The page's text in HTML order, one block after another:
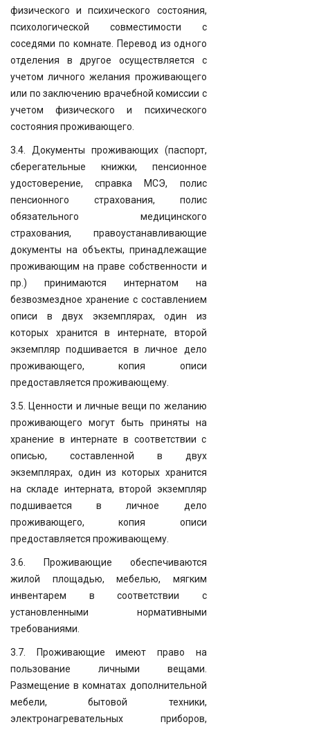
физического и психического состояния,
психологической совместимости с
соседями по комнате. Перевод из одного
отделения в другое осуществляется с
учетом личного желания проживающего
или по заключению врачебной комиссии с
учетом физического и психического
состояния проживающего.
3.4. Документы проживающих (паспорт,
сберегательные книжки, пенсионное
удостоверение, справка МСЭ, полис
пенсионного страхования, полис
обязательного медицинского
страхования, правоустанавливающие
документы на объекты, принадлежащие
проживающим на праве собственности и
пр.) принимаются интернатом на
безвозмездное хранение с составлением
описи в двух экземплярах, один из
которых хранится в интернате, второй
экземпляр подшивается в личное дело
проживающего, копия описи
предоставляется проживающему.
3.5. Ценности и личные вещи по желанию
проживающего могут быть приняты на
хранение в интернате в соответствии с
описью, составленной в двух
экземплярах, один из которых хранится
на складе интерната, второй экземпляр
подшивается в личное дело
проживающего, копия описи
предоставляется проживающему.
3.6. Проживающие обеспечиваются
жилой площадью, мебелью, мягким
инвентарем в соответствии с
установленными нормативными
требованиями.
3.7. Проживающие имеют право на
пользование личными вещами.
Размещение в комнатах дополнительной
мебели, бытовой техники,
электронагревательных приборов,